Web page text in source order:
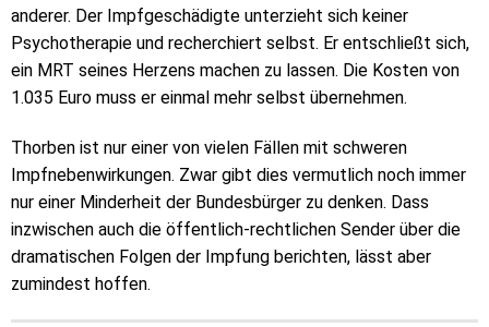
anderer. Der Impfgeschädigte unterzieht sich keiner
Psychotherapie und recherchiert selbst. Er entschließt sich,
ein MRT seines Herzens machen zu lassen. Die Kosten von
1.035 Euro muss er einmal mehr selbst übernehmen.
Thorben ist nur einer von vielen Fällen mit schweren
Impfnebenwirkungen. Zwar gibt dies vermutlich noch immer
nur einer Minderheit der Bundesbürger zu denken. Dass
inzwischen auch die öffentlich-rechtlichen Sender über die
dramatischen Folgen der Impfung berichten, lässt aber
zumindest hoffen.